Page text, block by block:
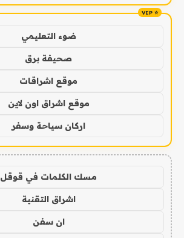
ضوء التعليمي
صحيفة برق
موقع اشراقات
موقع اشراق اون لاين
اركان سياحة وسفر
مسك الكلمات في قوقل
اشراق التقنية
ان سفن